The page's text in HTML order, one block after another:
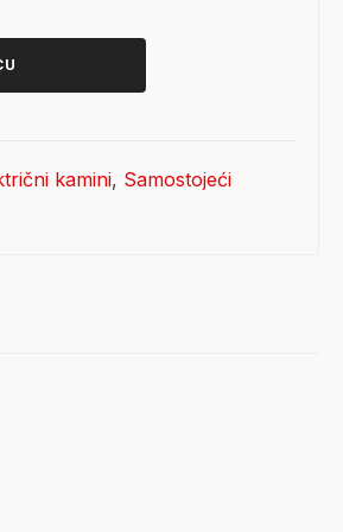
440,80 €.
kamini, Samostojeći